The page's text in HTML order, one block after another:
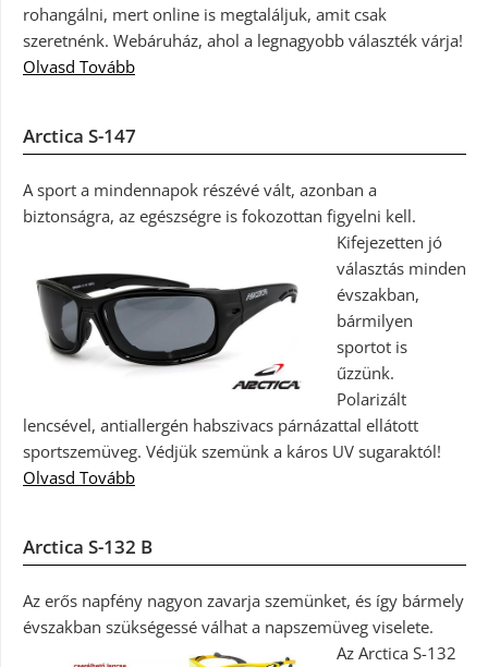
rohangálni, mert online is megtaláljuk, amit csak
szeretnénk. Webáruház, ahol a legnagyobb választék várja!
Olvasd Tovább
Arctica S-147
A sport a mindennapok részévé vált, azonban a
biztonságra, az egészségre is fokozottan figyelni kell.
Kifejezetten jó
választás minden
évszakban,
bármilyen
sportot is
űzzünk.
Polarizált
lencsével, antiallergén habszivacs párnázattal ellátott
sportszemüveg. Védjük szemünk a káros UV sugaraktól!
Olvasd Tovább
Arctica S-132 B
Az erős napfény nagyon zavarja szemünket, és így bármely
évszakban szükségessé válhat a napszemüveg viselete.
Az Arctica S-132